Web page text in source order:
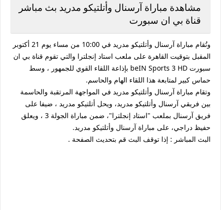
مشاهدة مباراة آرسنال وأتلتيكو مدريد بث مباشر
قناة بي ان سبورت
وتُقام مباراة آرسنال وأتلتيكو مدريد في 10:00 من مساء يوم 21 أكتوبر
المقبل بتوقيت القاهرة على ملعب استاد إنجلترا والتي تقوم قناة بي ان
سبورت beIN Sports 3 HD بإذاعة اللقاء القوي للجمهور ، وسط
حماس كبير لمتابعة هذا اللقاء الهام والحاسم.
وتقام مباراة آرسنال وأتلتيكو مدريد في المواجهة المرتقبة والحاسمة
بين فريقي آرسنال وأتلتيكو مدريد، ويحل أتلتيكو مدريد ، ضيفا على
فريق آرسنال بملعب "استاد إنجلترا"، ضمن مباراة الجولة 3 ، ويعلق
حفيظ دراجي، على مباراة آرسنال وأتلتيكو مدريد.
البث المباشر : إذا توقف البث قم بتحديث الصفحة .